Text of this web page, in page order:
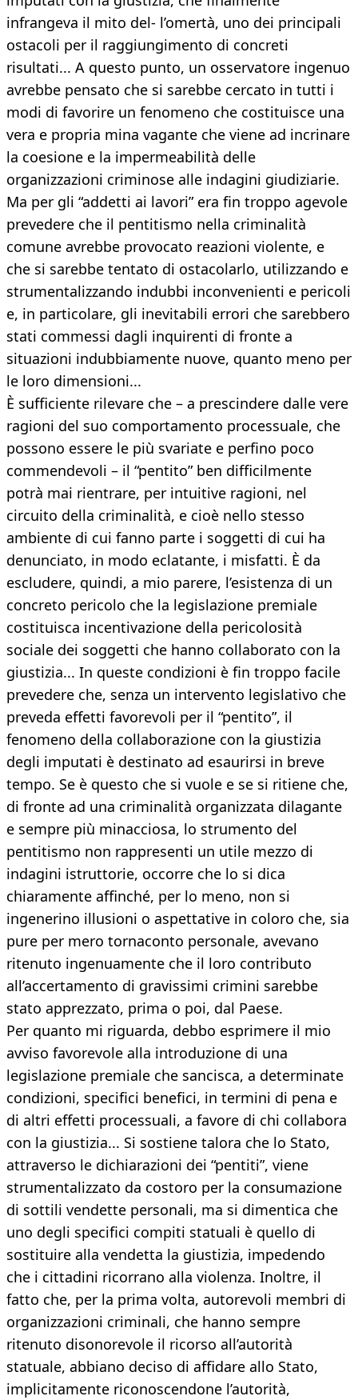
infrangeva il mito del- l’omertà, uno dei principali
ostacoli per il raggiungimento di concreti
risultati... A questo punto, un osservatore ingenuo
avrebbe pensato che si sarebbe cercato in tutti i
modi di favorire un fenomeno che costituisce una
vera e propria mina vagante che viene ad incrinare
la coesione e la impermeabilità delle
organizzazioni criminose alle indagini giudiziarie.
Ma per gli “addetti ai lavori” era fin troppo agevole
prevedere che il pentitismo nella criminalità
comune avrebbe provocato reazioni violente, e
che si sarebbe tentato di ostacolarlo, utilizzando e
strumentalizzando indubbi inconvenienti e pericoli
e, in particolare, gli inevitabili errori che sarebbero
stati commessi dagli inquirenti di fronte a
situazioni indubbiamente nuove, quanto meno per
le loro dimensioni...
È sufficiente rilevare che – a prescindere dalle vere
ragioni del suo comportamento processuale, che
possono essere le più svariate e perfino poco
commendevoli – il “pentito” ben difficilmente
potrà mai rientrare, per intuitive ragioni, nel
circuito della criminalità, e cioè nello stesso
ambiente di cui fanno parte i soggetti di cui ha
denunciato, in modo eclatante, i misfatti. È da
escludere, quindi, a mio parere, l’esistenza di un
concreto pericolo che la legislazione premiale
costituisca incentivazione della pericolosità
sociale dei soggetti che hanno collaborato con la
giustizia... In queste condizioni è fin troppo facile
prevedere che, senza un intervento legislativo che
preveda effetti favorevoli per il “pentito”, il
fenomeno della collaborazione con la giustizia
degli imputati è destinato ad esaurirsi in breve
tempo. Se è questo che si vuole e se si ritiene che,
di fronte ad una criminalità organizzata dilagante
e sempre più minacciosa, lo strumento del
pentitismo non rappresenti un utile mezzo di
indagini istruttorie, occorre che lo si dica
chiaramente affinché, per lo meno, non si
ingenerino illusioni o aspettative in coloro che, sia
pure per mero tornaconto personale, avevano
ritenuto ingenuamente che il loro contributo
all’accertamento di gravissimi crimini sarebbe
stato apprezzato, prima o poi, dal Paese.
Per quanto mi riguarda, debbo esprimere il mio
avviso favorevole alla introduzione di una
legislazione premiale che sancisca, a determinate
condizioni, specifici benefici, in termini di pena e
di altri effetti processuali, a favore di chi collabora
con la giustizia... Si sostiene talora che lo Stato,
attraverso le dichiarazioni dei “pentiti”, viene
strumentalizzato da costoro per la consumazione
di sottili vendette personali, ma si dimentica che
uno degli specifici compiti statuali è quello di
sostituire alla vendetta la giustizia, impedendo
che i cittadini ricorrano alla violenza. Inoltre, il
fatto che, per la prima volta, autorevoli membri di
organizzazioni criminali, che hanno sempre
ritenuto disonorevole il ricorso all’autorità
statuale, abbiano deciso di affidare allo Stato,
implicitamente riconoscendone l’autorità,